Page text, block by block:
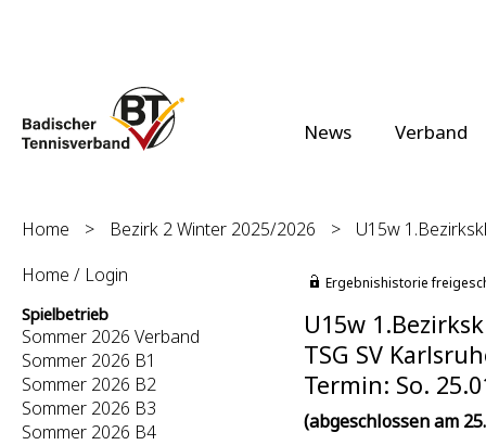
News Verband
Home > Bezirk 2 Winter 2025/2026 >
U15w
Home / Login
Spielbetrieb
Sommer 2026 Verband
Sommer 2026 B1
Sommer 2026 B2
Sommer 2026 B3
Sommer 2026 B4
Ergebnishistorie
U15w
TSG SV
Termin: So.
(abgeschlossen am